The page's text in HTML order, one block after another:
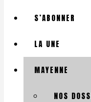
S’ABONNER
LA UNE
MAYENNE
NOS